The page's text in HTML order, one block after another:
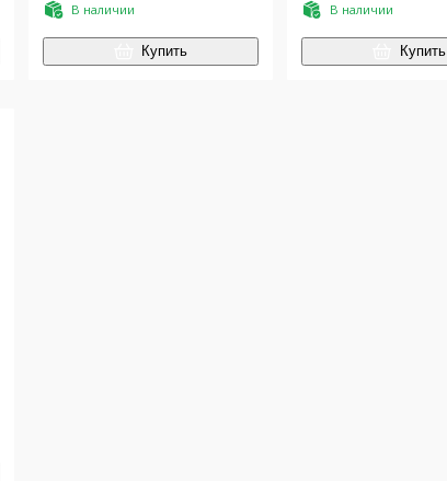
В наличии
Купить
В наличии
Купить